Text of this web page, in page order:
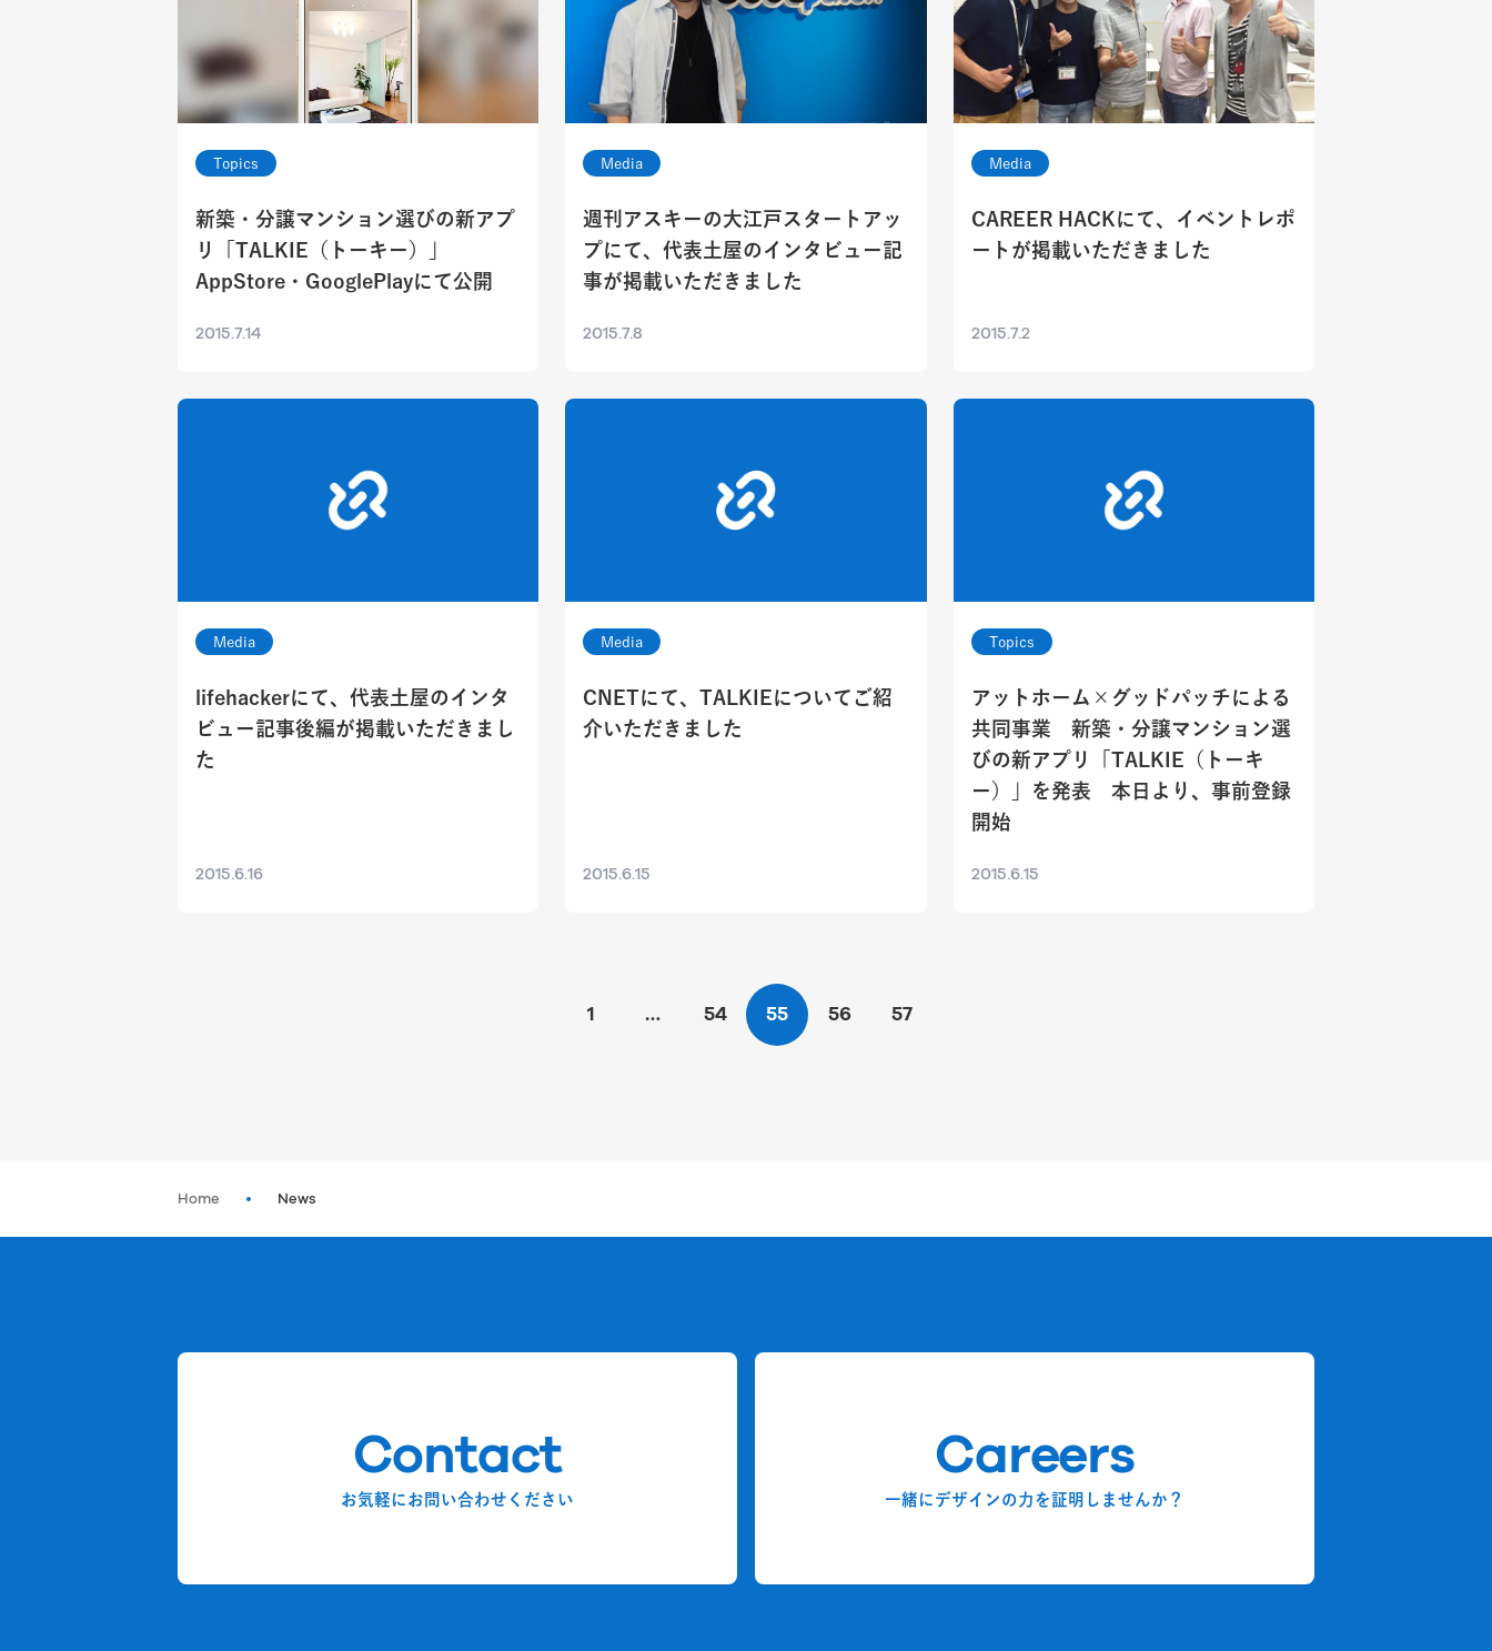
Topics
新築・分譲マンション選びの新アプ
リ「TALKIE（トーキー）」
AppStore・GooglePlayにて公開
2015.7.14
Media
週刊アスキーの大江戸スタートアッ
プにて、代表土屋のインタビュー記
事が掲載いただきました
2015.7.8
Media
CAREER HACKにて、イベントレポ
ートが掲載いただきました
2015.7.2
Media
lifehackerにて、代表土屋のインタ
ビュー記事後編が掲載いただきまし
た
2015.6.16
Media
CNETにて、TALKIEについてご紹
介いただきました
2015.6.15
Topics
アットホーム×グッドパッチによる
共同事業 新築・分譲マンション選
びの新アプリ「TALKIE（トーキ
ー）」を発表 本日より、事前登録
開始
2015.6.15
1 … 54 55 56 57
Home News
Contact
お気軽にお問い合わせください
Careers
一緒にデザインの力を証明しませんか？